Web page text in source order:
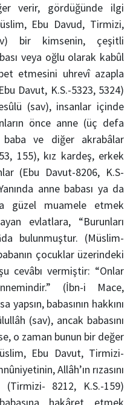
verir, gördüğünde ilgi
Ebu Davud, Tirmizi,
bir kimsenin, çeşitli
veya oğlu olarak kabûl
etmesini uhrevî azapla
Davut, K.S.-5323, 5324)
(sav), insanlar içinde
önce anne (üç defa
ve diğer akrabâlar
155), kız kardeş, erkek
(Ebu Davut-8206, K.S-
anne babası ya da
güzel muamele etmek
evlatlara, “Burunları
bulunmuştur. (Müslim-
çocuklar üzerindeki
cevâbı vermiştir: “Onlar
(İbn-i Mace,
yapsın, babasının hakkını
(sav), ancak babasını
o zaman bunun bir değer
Ebu Davut, Tirmizi-
Allâh’ın rızasını
8212, K.S.-159)